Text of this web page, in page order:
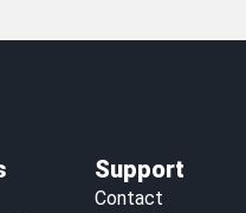
Support
Contact